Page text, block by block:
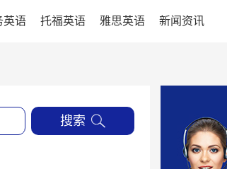
英语 托福英语 雅思英语 新闻资讯
搜索